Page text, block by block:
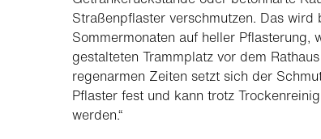
Straßenpflaster verschmutzen. Das wird
Sommermonaten auf heller Pflasterung,
gestalteten Trammplatz vor dem
regenarmen Zeiten setzt sich der
Pflaster fest und kann trotz
werden.“